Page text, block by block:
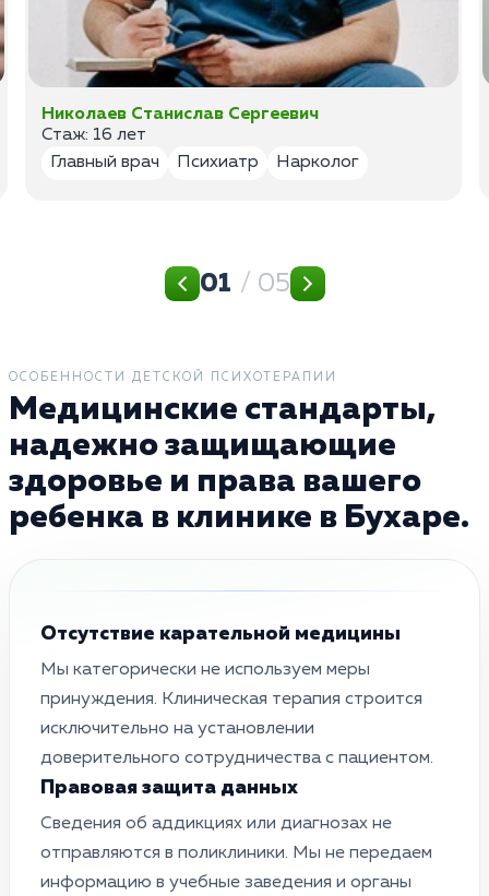
Николаев Станислав Сергеевич
Стаж: 16 лет
Главный врач
Психиатр Нарколог
01 / 05
ОСОБЕННОСТИ ДЕТСКОЙ ПСИХОТЕРАПИИ
Медицинские стандарты,
надежно защищающие
здоровье и права вашего
ребенка в клинике в Бухаре.
Отсутствие карательной медицины
Мы категорически не используем меры
принуждения. Клиническая терапия строится
исключительно на установлении
доверительного сотрудничества с пациентом.
Правовая защита данных
Сведения об аддикциях или диагнозах не
отправляются в поликлиники. Мы не передаем
информацию в учебные заведения и органы